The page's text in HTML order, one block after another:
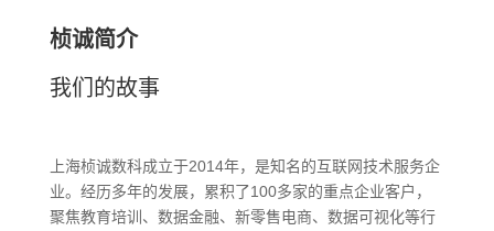
桢诚简介
我们的故事
上海桢诚数科成立于2014年，是知名的互联网技术服务企
业。经历多年的发展，累积了100多家的重点企业客户，
聚焦教育培训、数据金融、新零售电商、数据可视化等行